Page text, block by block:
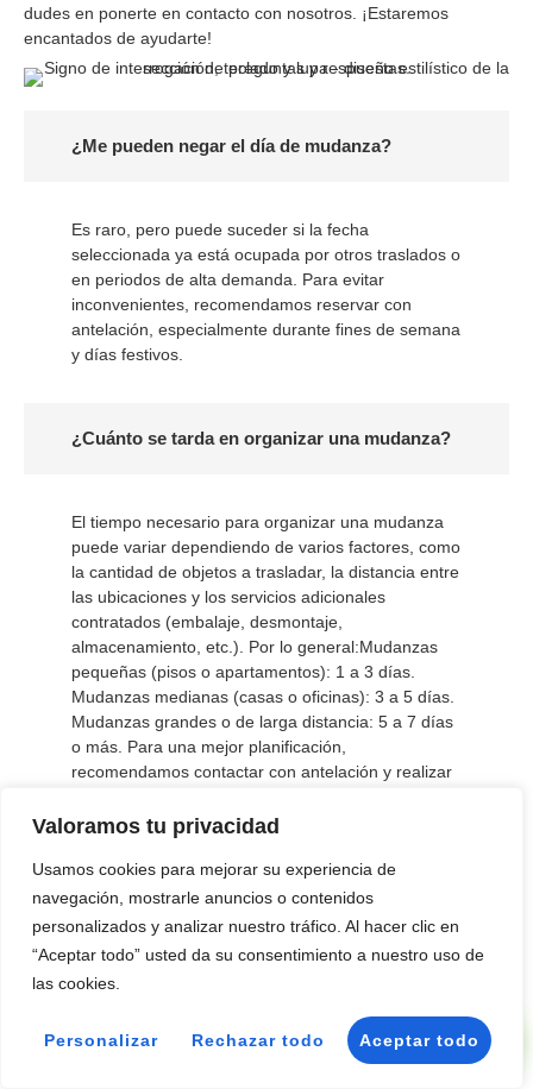
Valoramos tu privacidad
Usamos cookies para mejorar su experiencia de
navegación, mostrarle anuncios o contenidos
personalizados y analizar nuestro tráfico. Al hacer clic en
“Aceptar todo” usted da su consentimiento a nuestro uso de
las cookies.
Personalizar Rechazar todo Aceptar todo
dudes en ponerte en contacto con nosotros. ¡Estaremos
encantados de ayudarte!
¿Me pueden negar el día de mudanza?
Es raro, pero puede suceder si la fecha
seleccionada ya está ocupada por otros traslados o
en periodos de alta demanda. Para evitar
inconvenientes, recomendamos reservar con
antelación, especialmente durante fines de semana
y días festivos.
¿Cuánto se tarda en organizar una mudanza?
El tiempo necesario para organizar una mudanza
puede variar dependiendo de varios factores, como
la cantidad de objetos a trasladar, la distancia entre
las ubicaciones y los servicios adicionales
contratados (embalaje, desmontaje,
almacenamiento, etc.). Por lo general:Mudanzas
pequeñas (pisos o apartamentos): 1 a 3 días.
Mudanzas medianas (casas o oficinas): 3 a 5 días.
Mudanzas grandes o de larga distancia: 5 a 7 días
o más. Para una mejor planificación,
recomendamos contactar con antelación y realizar
¿Puedo modificar la fecha de mi mudanza
después de haberla reservado?
Sí, es posible modificar la fecha de tu mudanza,
fecha esté disponible en nuestro calendario.
Recomendamos informar sobre cualquier cambio lo
💬 WhatsApp